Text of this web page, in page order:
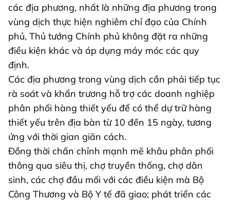
các địa phương, nhất là những địa phương trong
vùng dịch thực hiện nghiêm chỉ đạo của Chính
phủ, Thủ tướng Chính phủ không đặt ra những
điều kiện khác và áp dụng máy móc các quy
định.
Các địa phương trong vùng dịch cần phải tiếp tục
rà soát và khẩn trương hỗ trợ các doanh nghiệp
phân phối hàng thiết yếu để có thể dự trữ hàng
thiết yếu trên địa bàn từ 10 đến 15 ngày, tương
ứng với thời gian giãn cách.
Đồng thời chấn chỉnh mạnh mẽ khâu phân phối
thông qua siêu thị, chợ truyền thống, chợ dân
sinh, các chợ đầu mối với các điều kiện mà Bộ
Công Thương và Bộ Y tế đã giao; phát triển các